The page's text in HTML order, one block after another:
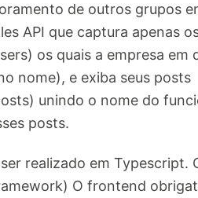
de outros grupos
API que captura apenas
os quais a empresa em
nome), e exiba seus posts
unindo o nome do
posts.
realizado em Typescript.
O frontend